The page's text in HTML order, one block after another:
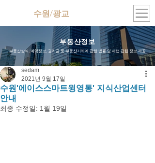
수원/광교
부동산정보
부동산상식, 계약정보, 권리금 등 부동산거래에 관한 법률 및 세법 관련 정보 제공
수원'에이스스마트윙영통' 지식산업센터
안내
sedam
2021년 9월 17일
최종 수정일: 1월 19일